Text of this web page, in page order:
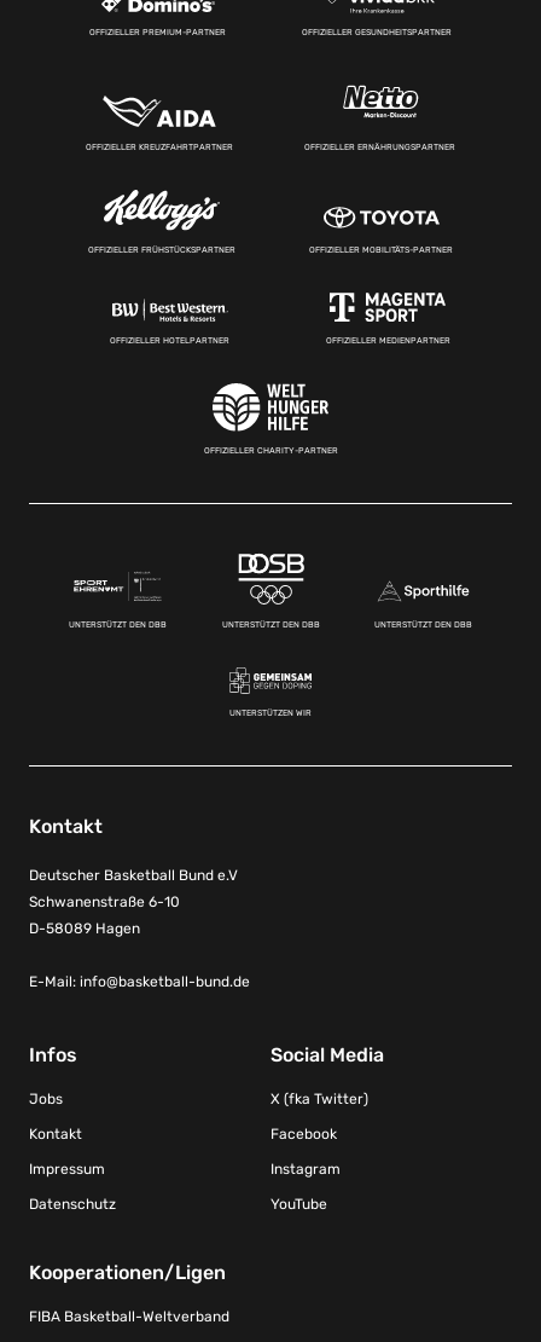
OFFIZIELLER PREMIUM-PARTNER OFFIZIELLER GESUNDHEITSPARTNER
OFFIZIELLER KREUZFAHRTPARTNER OFFIZIELLER ERNÄHRUNGSPARTNER
OFFIZIELLER FRÜHSTÜCKSPARTNER OFFIZIELLER MOBILITÄTS-PARTNER
OFFIZIELLER HOTELPARTNER OFFIZIELLER MEDIENPARTNER
OFFIZIELLER CHARITY-PARTNER
UNTERSTÜTZT DEN DBB UNTERSTÜTZT DEN DBB UNTERSTÜTZT DEN DBB
UNTERSTÜTZEN WIR
Kontakt
Deutscher Basketball Bund e.V
Schwanenstraße 6-10
D-58089 Hagen
E-Mail: info@basketball-bund.de
Infos
Jobs
Kontakt
Impressum
Datenschutz
Social Media
X (fka Twitter)
Facebook
Instagram
YouTube
Kooperationen/Ligen
FIBA Basketball-Weltverband